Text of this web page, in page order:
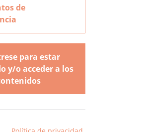
de
para estar
y/o acceder a los